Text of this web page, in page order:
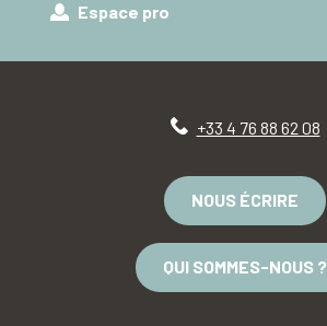
Espace pro
+33 4 76 88 62 08
NOUS ÉCRIRE
QUI SOMMES-NOUS ?